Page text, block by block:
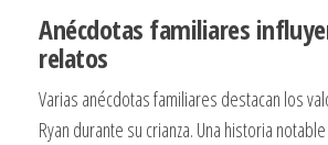
Anécdotas familiares
relatos
Varias anécdotas familiares destacan los
Ryan durante su crianza. Una historia